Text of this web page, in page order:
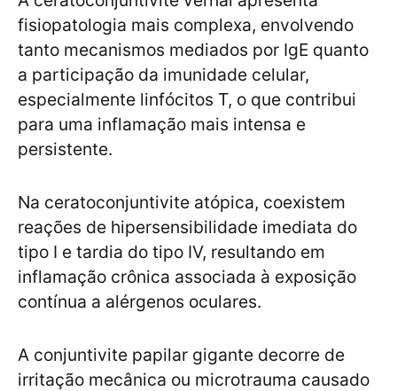
fisiopatologia mais complexa, envolvendo
tanto mecanismos mediados por IgE quanto
a participação da imunidade celular,
especialmente linfócitos T, o que contribui
para uma inflamação mais intensa e
persistente.
Na ceratoconjuntivite atópica, coexistem
reações de hipersensibilidade imediata do
tipo I e tardia do tipo IV, resultando em
inflamação crônica associada à exposição
contínua a alérgenos oculares.
A conjuntivite papilar gigante decorre de
irritação mecânica ou microtrauma causado